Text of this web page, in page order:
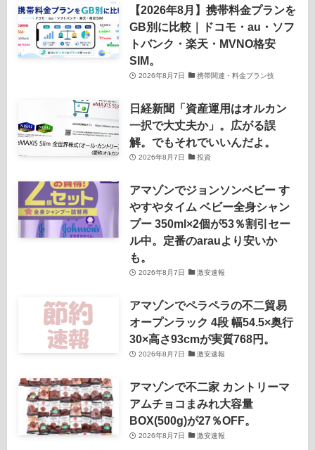
【2026年8月】携帯料金プランを
GB別に比較｜ドコモ・au・ソフ
トバンク・楽天・MVNO格安
SIM。
2026年8月7日 携帯関連・料金プラン技
日経新聞「資産運用はオルカン
一択で大丈夫か」。広がる誤
解。でもそれでいいんだよ。
2026年8月7日 投資
アマゾンでジョンソンベビー す
やすやタイム ベビー全身シャン
プー 350ml×2個が53％割引セー
ル中。定番のarauより安いか
も。
2026年8月7日 激安速報
アマゾンでペラペラの不二貿易
オープンラック 4段 幅54.5×奥行
30×高さ93cmが実質768円。
2026年8月7日 激安速報
アマゾンで不二家 カントリーマ
アムチョコまみれ大容量
BOX(500g)が27％OFF。
2026年8月7日 激安速報